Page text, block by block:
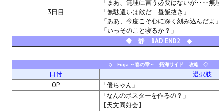
3日目
「まあ、無理に言う必要はないが‥‥無
「無駄遣いは敵だ、昼飯抜き」
「ああ、今度こそ心に深く刻み込んだよ
「いっそのこと寝るか？」
◆ 静 BAD END2 ◆
◇ Fuga ～春の章～ 拓海サイド 攻略 ◇
日付
選択肢
OP
「優ちゃん」
「なんのポスターを作るの？」
【天文同好会】